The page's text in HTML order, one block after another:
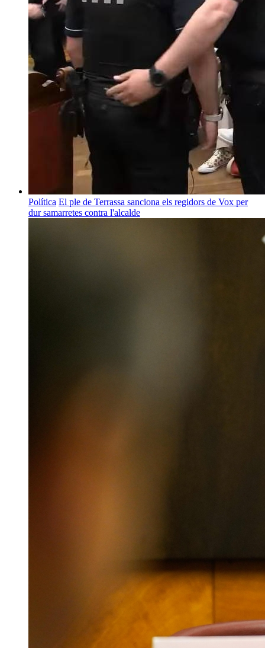
Política El ple de Terrassa sanciona els regidors de Vox per
dur samarretes contra l'alcalde